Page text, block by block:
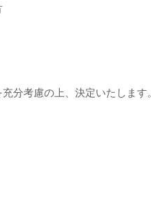
分考慮の上、決定いたします。